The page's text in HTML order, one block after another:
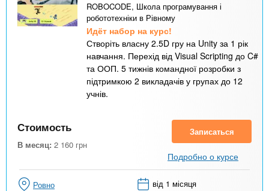
ROBOCODE, Школа програмування і
робототехніки в Рівному
Идёт набор на курс!
Створіть власну 2.5D гру на Unity за 1 рік
навчання. Перехід від Visual Scripting до C#
та ООП. 5 тижнів командної розробки з
підтримкою 2 викладачів у групах до 12
учнів.
Стоимость
В месяц: 2 160 грн
Записаться
Подробно о курсе
Ровно від 1 місяця